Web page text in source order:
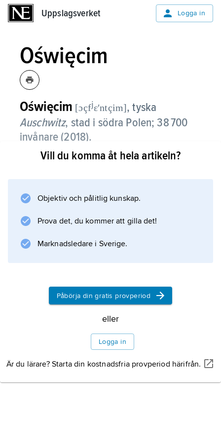
Uppslagsverket Logga in
Oświęcim
Oświęcim [ɔçfjɛʹntçim], tyska
Auschwitz, stad i södra Polen; 38 700
invånare (2018).
Oświęcim är beläget vid floderna Wisłas och
Auschwitz
företag.
Vill du komma åt hela artikeln?
Objektiv och pålitlig kunskap.
Prova det, du kommer att gilla det!
Marknadsledare i Sverige.
Påbörja din gratis provperiod
eller
Logga in
Är du lärare? Starta din kostnadsfria provperiod härifrån.